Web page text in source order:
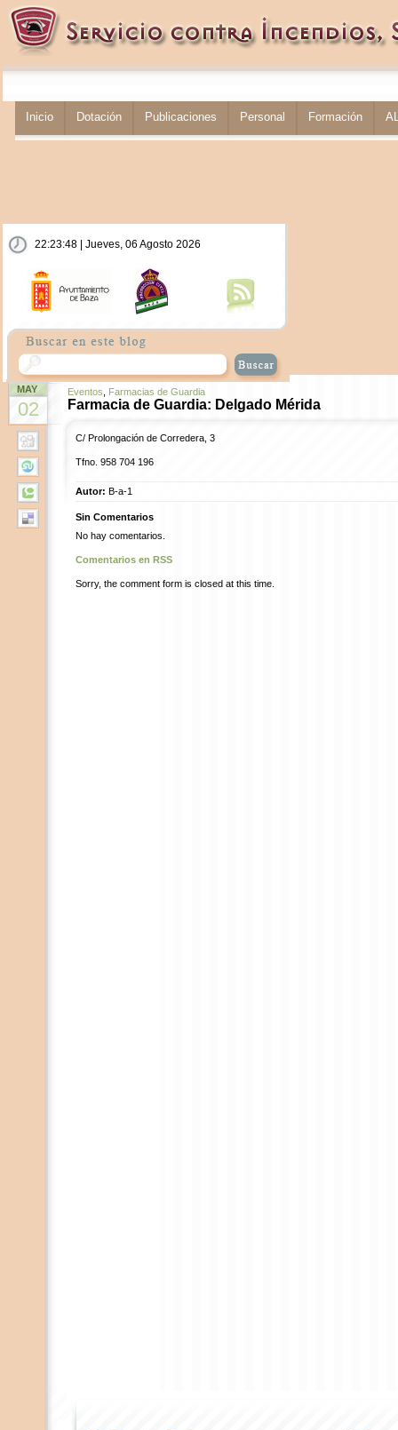
Inicio Dotación Publicaciones Personal Formación
22:23:49 | Jueves, 06 Agosto 2026
MAY
02
Eventos Farmacias de Guardia
Farmacia de Guardia: Delgado Mérida
C/ Prolongación de Corredera, 3
Tfno. 958 704 196
Autor: B-a-1
Sin Comentarios
No hay comentarios.
Comentarios en RSS
Sorry, the comment form is closed at this time.